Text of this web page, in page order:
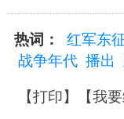
热词： 红军东
战争年代 播出
【打印】【我